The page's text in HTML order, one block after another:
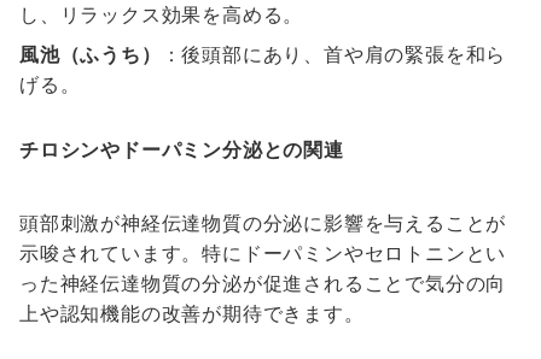
し、リラックス効果を高める。
風池（ふうち）
：後頭部にあり、首や肩の緊張を和ら
げる。
チロシンやドーパミン分泌との関連
頭部刺激が神経伝達物質の分泌に影響を与えることが
示唆されています。特にドーパミンやセロトニンとい
った神経伝達物質の分泌が促進されることで気分の向
上や認知機能の改善が期待できます。